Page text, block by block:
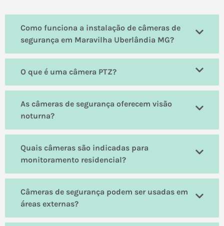
Como funciona a instalação de câmeras de
segurança em Maravilha Uberlândia MG?
O que é uma câmera PTZ?
As câmeras de segurança oferecem visão
noturna?
Quais câmeras são indicadas para
monitoramento residencial?
Câmeras de segurança podem ser usadas em
áreas externas?